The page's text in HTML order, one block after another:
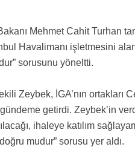
Mehmet Cahit Turhan
Havalimanı işletmesini
sorusunu yöneltti.
Zeybek, İGA’nın ortakları
getirdi. Zeybek’in
ihaleye katılım
mudur” sorusu yer aldı.